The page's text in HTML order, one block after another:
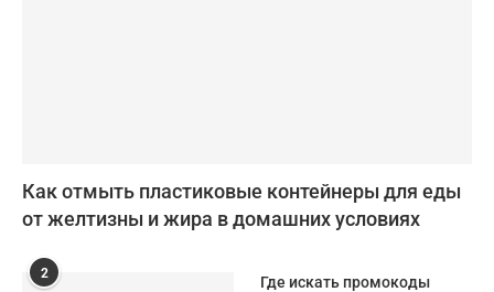
Как отмыть пластиковые контейнеры для еды
от желтизны и жира в домашних условиях
2
Где искать промокоды